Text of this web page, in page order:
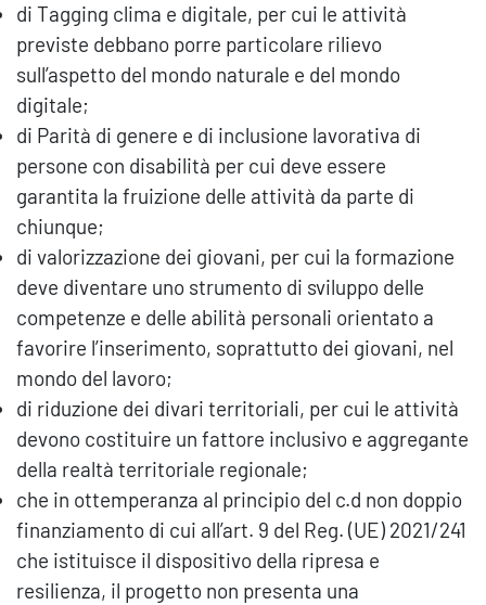
di Tagging clima e digitale, per cui le attività
previste debbano porre particolare rilievo
sull’aspetto del mondo naturale e del mondo
digitale;
di Parità di genere e di inclusione lavorativa di
persone con disabilità per cui deve essere
garantita la fruizione delle attività da parte di
chiunque;
di valorizzazione dei giovani, per cui la formazione
deve diventare uno strumento di sviluppo delle
competenze e delle abilità personali orientato a
favorire l’inserimento, soprattutto dei giovani, nel
mondo del lavoro;
di riduzione dei divari territoriali, per cui le attività
devono costituire un fattore inclusivo e aggregante
della realtà territoriale regionale;
che in ottemperanza al principio del c.d non doppio
finanziamento di cui all’art. 9 del Reg. (UE) 2021/241
che istituisce il dispositivo della ripresa e
resilienza, il progetto non presenta una